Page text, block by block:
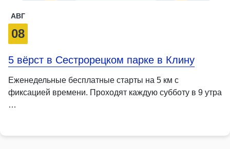
АВГ
08
5 вёрст в Сестрорецком парке в Клину
Еженедельные бесплатные старты на 5 км с
фиксацией времени. Проходят каждую субботу в 9 утра
…